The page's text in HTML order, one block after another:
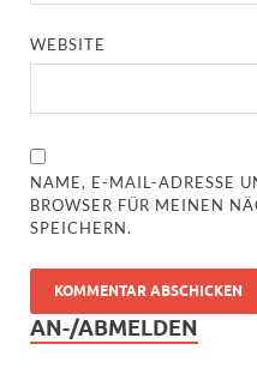
WEBSITE
NAME, E-MAIL-ADRESSE
BROWSER FÜR MEINEN
SPEICHERN.
AN-/ABMELDEN